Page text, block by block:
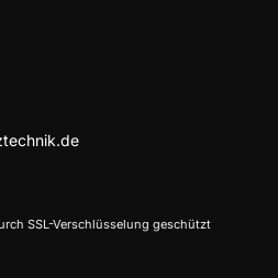
SSL-Verschlüsselung geschützt